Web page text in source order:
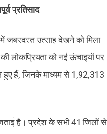
प्रतिसाद
में जबरदस्त उत्साह देखने को मिला
लोकप्रियता को नई ऊंचाइयों पर
हुए हैं, जिनके माध्यम से 1,92,313
है। प्रदेश के सभी 41 जिलों से